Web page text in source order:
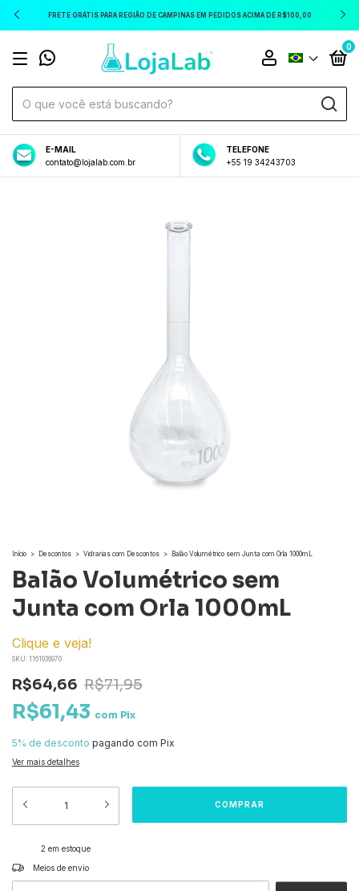
FRETE GRÁTIS PARA REGIÃO DE CAMPINAS EM PEDIDOS ACIMA DE R$100,00
0
E-MAIL
contato@lojalab.com.br
TELEFONE
+55 19 34243703
Início > Descontos > Vidrarias com Descontos > Balão Volumétrico sem Junta com Orla 1000mL
Balão Volumétrico sem
Junta com Orla 1000mL
Clique e veja!
SKU: 1161936970
R$64,66 R$71,95
R$61,43 com Pix
5% de desconto pagando com Pix
Ver mais detalhes
2 em estoque
Entregas para o CEP:
Meios de envio